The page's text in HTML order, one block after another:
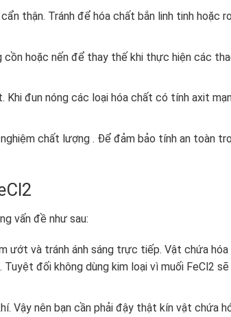
thận. Tránh để hóa chất bắn linh tinh hoặc
cồn hoặc nến để thay thế khi thực hiện các
Khi đun nóng các loại hóa chất có tính axit
chất lượng . Để đảm bảo tính an toàn
2
vấn đề như sau:
ướt và tránh ánh sáng trực tiếp. Vật chứa hóa
đối không dùng kim loại vì muối FeCl 2 sẽ
Vậy nên bạn cần phải đậy thật kín vật chứa